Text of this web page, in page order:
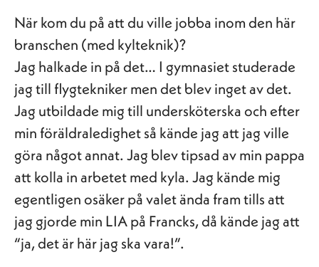
När kom du på att du ville jobba inom den här
branschen (med kylteknik)?
Jag halkade in på det… I gymnasiet studerade
jag till flygtekniker men det blev inget av det.
Jag utbildade mig till undersköterska och efter
min föräldraledighet så kände jag att jag ville
göra något annat. Jag blev tipsad av min pappa
att kolla in arbetet med kyla. Jag kände mig
egentligen osäker på valet ända fram tills att
jag gjorde min LIA på Francks, då kände jag att
“ja, det är här jag ska vara!”.